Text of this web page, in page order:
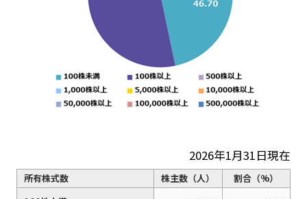
2026年1月31日現在
所有株式数 株主数（人）
割合（%）